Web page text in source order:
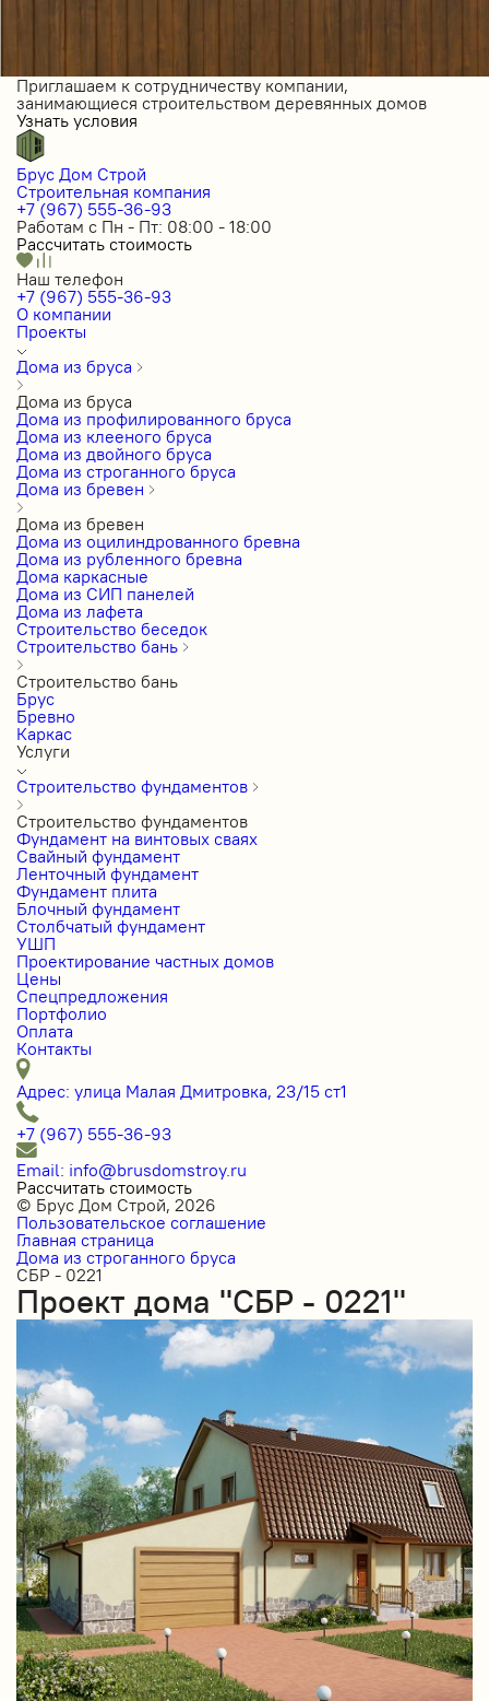
Приглашаем к сотрудничеству компании,
занимающиеся строительством деревянных домов
Узнать условия
Брус Дом Строй
Строительная компания
+7 (967) 555-36-93
Работам с Пн - Пт: 08:00 - 18:00
Рассчитать стоимость
Наш телефон
+7 (967) 555-36-93
О компании
Проекты
Дома из бруса
Дома из бруса
Дома из профилированного бруса
Дома из клееного бруса
Дома из двойного бруса
Дома из строганного бруса
Дома из бревен
Дома из бревен
Дома из оцилиндрованного бревна
Дома из рубленного бревна
Дома каркасные
Дома из СИП панелей
Дома из лафета
Строительство беседок
Строительство бань
Строительство бань
Брус
Бревно
Каркас
Услуги
Строительство фундаментов
Строительство фундаментов
Фундамент на винтовых сваях
Свайный фундамент
Ленточный фундамент
Фундамент плита
Блочный фундамент
Столбчатый фундамент
УШП
Проектирование частных домов
Цены
Спецпредложения
Портфолио
Оплата
Контакты
Адрес: улица Малая Дмитровка, 23/15 ст1
+7 (967) 555-36-93
Email: info@brusdomstroy.ru
Рассчитать стоимость
© Брус Дом Строй, 2026
Пользовательское соглашение
Главная страница
Дома из строганного бруса
СБР - 0221
Проект дома "СБР - 0221"